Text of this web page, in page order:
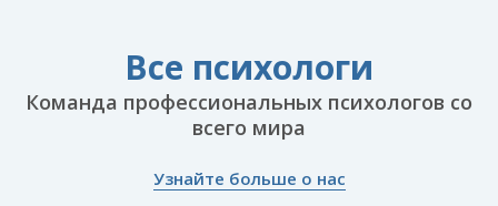
Все психологи
Команда профессиональных психологов со
всего мира
Узнайте больше о нас